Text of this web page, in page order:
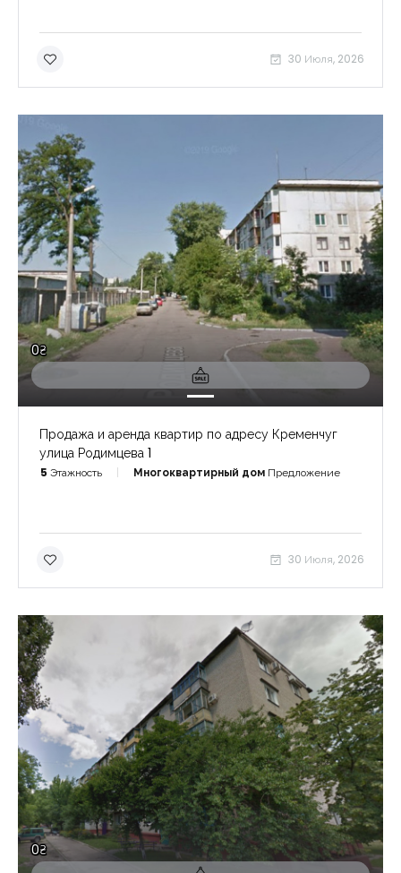
30 Июля, 2026
0₴
Продажа и аренда квартир по адресу Кременчуг
улица Родимцева 1
5 Этажность Многоквартирный дом Предложение
30 Июля, 2026
0₴